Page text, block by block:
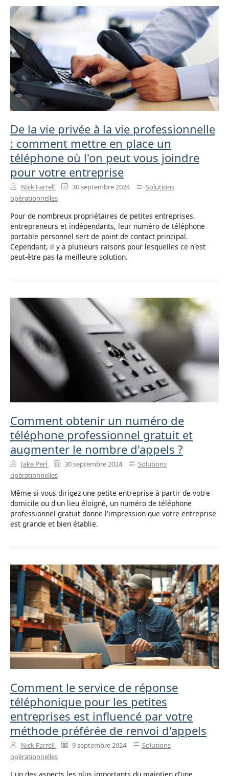
De la vie privée à la vie professionnelle
: comment mettre en place un
téléphone où l'on peut vous joindre
pour votre entreprise
Nick Farrell 30 septembre 2024
Solutions
opérationnelles
Pour de nombreux propriétaires de petites entreprises,
entrepreneurs et indépendants, leur numéro de téléphone
portable personnel sert de point de contact principal.
Cependant, il y a plusieurs raisons pour lesquelles ce n'est
peut-être pas la meilleure solution.
Comment obtenir un numéro de
téléphone professionnel gratuit et
augmenter le nombre d'appels ?
Jake Perl 30 septembre 2024
Solutions
opérationnelles
Même si vous dirigez une petite entreprise à partir de votre
domicile ou d'un lieu éloigné, un numéro de téléphone
professionnel gratuit donne l'impression que votre entreprise
est grande et bien établie.
Comment le service de réponse
téléphonique pour les petites
entreprises est influencé par votre
méthode préférée de renvoi d'appels
Nick Farrell 9 septembre 2024
Solutions
opérationnelles
L'un des aspects les plus importants du maintien d'une